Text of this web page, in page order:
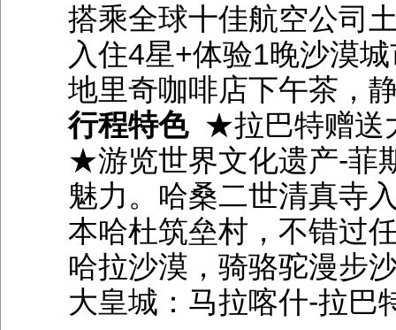
搭乘全球十佳航空公司
入住4星+体验1晚沙漠
地里奇咖啡店下午茶，
行程特色★拉巴特赠送
★游览世界文化遗产-菲
魅力。哈桑二世清真寺
本哈杜筑垒村，不错过
哈拉沙漠，骑骆驼漫步
大皇城：马拉喀什-拉巴